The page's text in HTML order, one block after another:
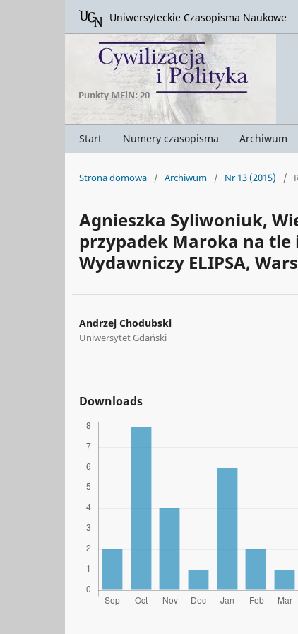
Start Numery czasopisma Archiwum
Uniwersyteckie Czasopisma Naukowe
Strona domowa / Archiwum / Nr 13 (2015) /
Agnieszka Syliwoniuk,
przypadek Maroka na
Wydawniczy ELIPSA,
Andrzej Chodubski
Uniwersytet Gdański
Downloads